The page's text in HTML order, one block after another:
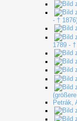
- †
1789 -
Petrák,